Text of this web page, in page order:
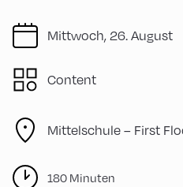
Mittwoch, 26. August
Content
Mittelschule – First
180 Minuten